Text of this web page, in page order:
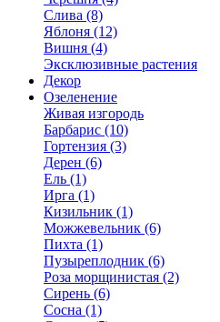
Слива (8)
Яблоня (12)
Вишня (4)
Эксклюзивные растения
Декор
Озеленение
Живая изгородь
Барбарис (10)
Гортензия (3)
Дерен (6)
Ель (1)
Ирга (1)
Кизильник (1)
Можжевельник (6)
Пихта (1)
Пузыреплодник (6)
Роза морщинистая (2)
Сирень (6)
Сосна (1)